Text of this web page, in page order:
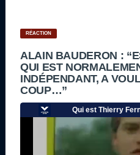
RÉACTION
ALAIN BAUDERON :
QUI EST
INDÉPENDANT, A
COUP…”